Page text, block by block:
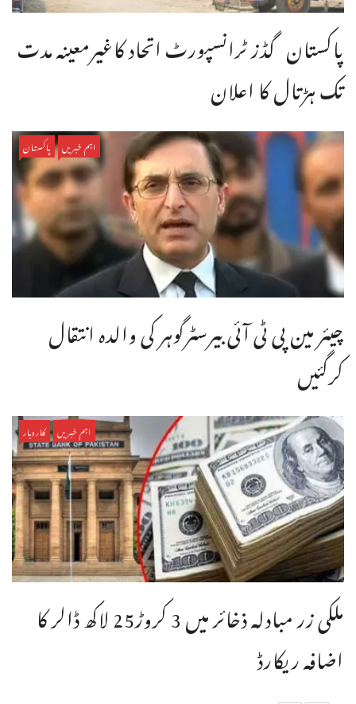
پاکستان گڈز ٹرانسپورٹ اتحاد کاغیرمعینہ مدت
تک ہڑتال کا اعلان
اہم خبریں پاکستان
چیئر مین پی ٹی آئی بیرسٹرگوہر کی والدہ انتقال
کرگئیں
اہم خبریں کاروبار
ملکی زر مبادلہ ذخائر میں 3 کروڑ25 لاکھ ڈالر کا
اضافہ ریکارڈ